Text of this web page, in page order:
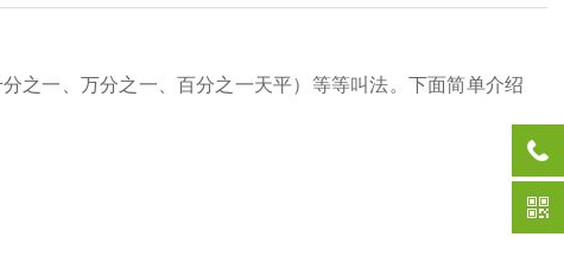
之一、万分之一、百分之一天平）等等叫法。下面简单介绍